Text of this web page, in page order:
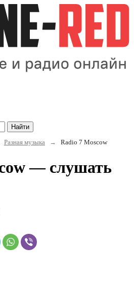
Найти
Разная музыка → Radio 7 Moscow
— слушать